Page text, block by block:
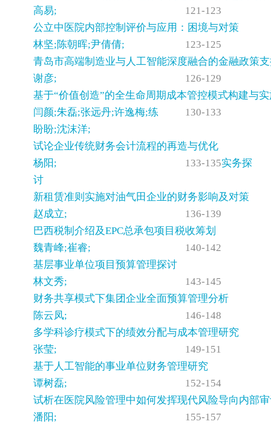
高易;
121-123
公立中医院内部控制评价与应用：困境与对策
林坚;陈朝晖;尹倩倩;
123-125
青岛市高端制造业与人工智能深度融合的金融政策
谢彦;
126-129
基于“价值创造”的全生命周期成本管控模式构建与
闫颜;朱磊;张远丹;许逸梅;练
盼盼;沈沫洋;
130-133
试论企业传统财务会计流程的再造与优化
杨阳;
133-135实务探
讨
新租赁准则实施对油气田企业的财务影响及对策
赵成立;
136-139
巴西税制介绍及EPC总承包项目税收筹划
魏青峰;崔睿;
140-142
基层事业单位项目预算管理探讨
林文秀;
143-145
财务共享模式下集团企业全面预算管理分析
陈云凤;
146-148
多学科诊疗模式下的绩效分配与成本管理研究
张莹;
149-151
基于人工智能的事业单位财务管理研究
谭树磊;
152-154
试析在医院风险管理中如何发挥现代风险导向内部
潘阳;
155-157